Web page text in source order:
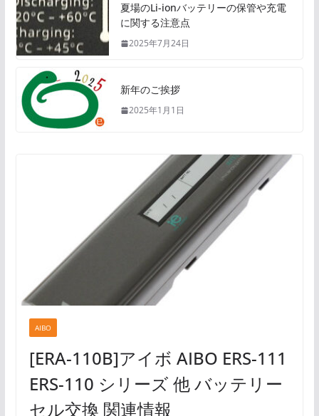
夏場のLi-ionバッテリーの保管や充電
に関する注意点
2025年7月24日
新年のご挨拶
2025年1月1日
AIBO
[ERA-110B]アイボ AIBO ERS-111
ERS-110 シリーズ 他 バッテリー
セル交換 関連情報